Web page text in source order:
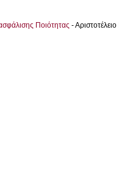
Ποιότητας -